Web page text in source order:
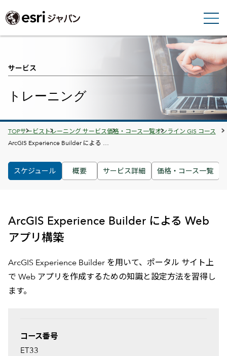
概要 サービス詳細 価格・コース一覧
スケジュール
サービス
トレーニング
Breadcrumbs
TOPサービス トレーニング サービス価格・コース一覧オンライン GIS コース
ArcGIS Experience Builder による …
ArcGIS Experience Builder による Web
アプリ構築
ArcGIS Experience Builder を用いて、ポータル サイト上
で Web アプリを作成するための知識と設定方法を習得し
ます。
コース番号
ET33